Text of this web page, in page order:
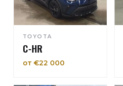
TOYOTA
C-HR
от €22 000